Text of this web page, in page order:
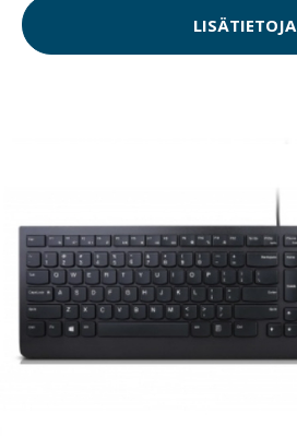
LISÄTIETOJA